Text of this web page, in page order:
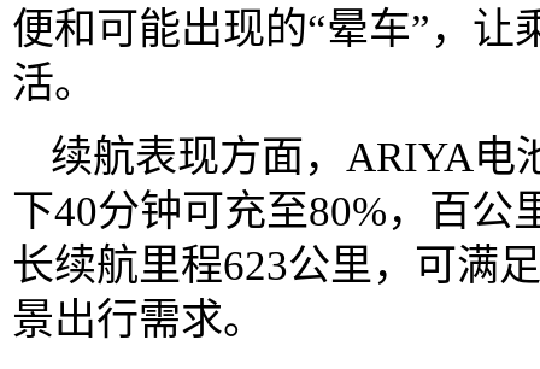
便和可能出现的“晕车”，
活。
续航表现方面，ARIYA电
下40分钟可充至80%，百公
长续航里程623公里，可满
景出行需求。